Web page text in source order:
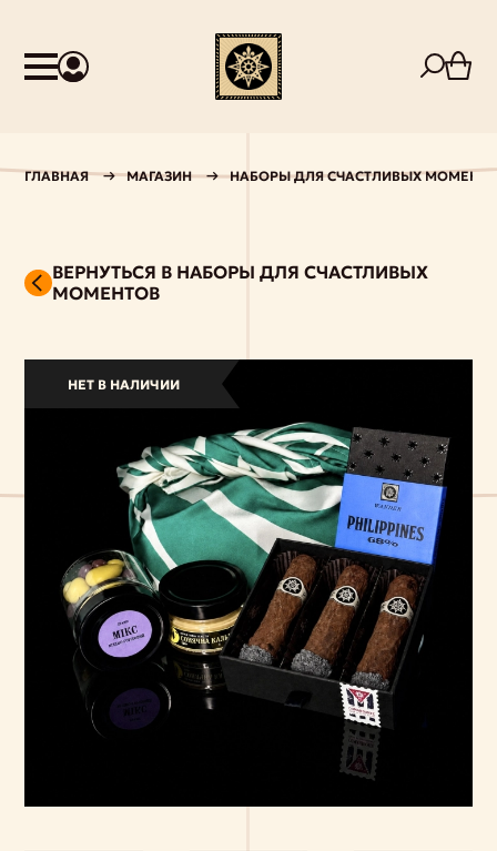
ГЛАВНАЯ МАГАЗИН НАБОРЫ ДЛЯ СЧАСТЛИВЫХ
ВЕРНУТЬСЯ В НАБОРЫ ДЛЯ СЧАСТЛИВЫХ
МОМЕНТОВ
НЕТ В НАЛИЧИИ